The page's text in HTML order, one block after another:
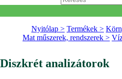
Nyitólap > Termékek >
Mat műszerek, rendszerek >
Diszkrét analizátorok